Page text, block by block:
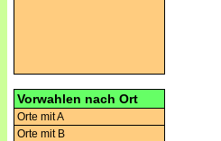
Vorwahlen nach Ort
Orte mit A
Orte mit B